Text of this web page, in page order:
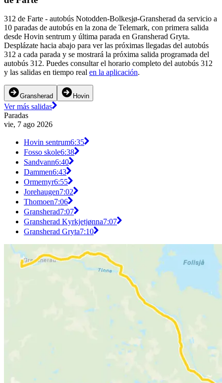
312 de Farte - autobús Notodden-Bolkesjø-Gransherad da servicio a
10 paradas de autobús en la zona de Telemark, con primera salida
desde Hovin sentrum y última parada en Gransherad Gryta.
Desplázate hacia abajo para ver las próximas llegadas del autobús
312 a cada parada y se mostrará la próxima salida programada del
autobús 312. Puedes consultar el horario completo del autobús 312
y las salidas en tiempo real en la aplicación.
Gransherad Hovin
Ver más salidas
Paradas
vie, 7 ago 2026
Hovin sentrum6:35
Fosso skole6:38
Sandvann6:40
Dammen6:43
Ormemyr6:55
Jorehaugen7:02
Thomoen7:06
Gransherad7:07
Gransherad Kyrkjetjønna7:07
Gransherad Gryta7:10